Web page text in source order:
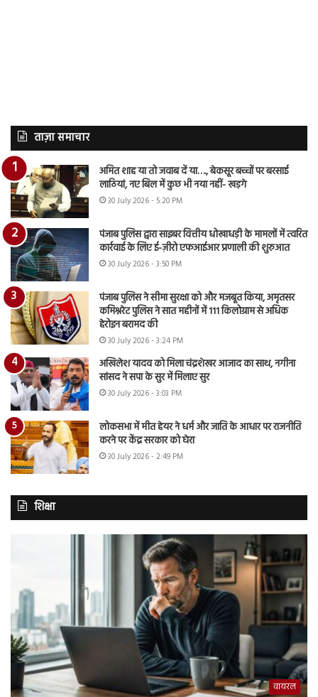
ताज़ा समाचार
अमित शाह या तो जवाब दें या…., बेकसूर बच्चों पर बरसाई
लाठियां, नए बिल में कुछ भी नया नहीं- खड़गे
30 July 2026 - 5:20 PM
पंजाब पुलिस द्वारा साइबर वित्तीय धोखाधड़ी के मामलों में त्वरित
कार्रवाई के लिए ई-ज़ीरो एफआईआर प्रणाली की शुरुआत
30 July 2026 - 3:50 PM
पंजाब पुलिस ने सीमा सुरक्षा को और मजबूत किया, अमृतसर
कमिश्नरेट पुलिस ने सात महीनों में 111 किलोग्राम से अधिक
हेरोइन बरामद की
30 July 2026 - 3:24 PM
अखिलेश यादव को मिला चंद्रशेखर आजाद का साथ, नगीना
सांसद ने सपा के सुर में मिलाए सुर
30 July 2026 - 3:03 PM
लोकसभा में मीत हेयर ने धर्म और जाति के आधार पर राजनीति
करने पर केंद्र सरकार को घेरा
30 July 2026 - 2:49 PM
शिक्षा
वायरल